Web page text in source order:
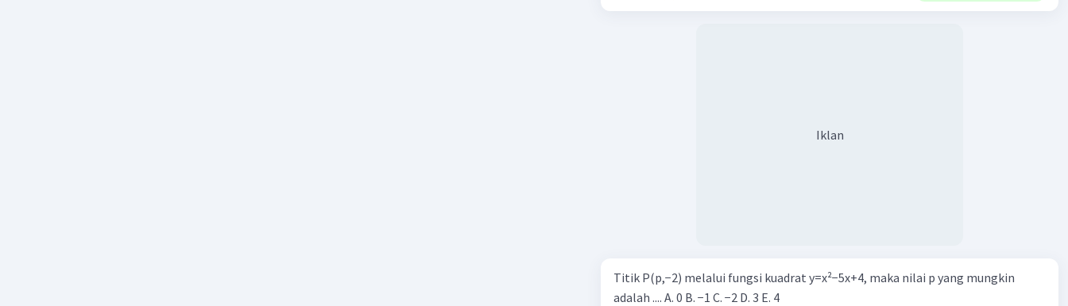
Iklan
Titik P(p,−2) melalui fungsi kuadrat y=x²−5x+4, maka nilai p yang mungkin
adalah .... A. 0 B. −1 C. −2 D. 3 E. 4